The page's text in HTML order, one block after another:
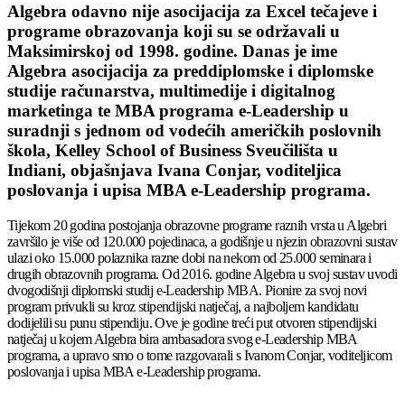
Algebra odavno nije asocijacija za Excel tečajeve i
programe obrazovanja koji su se održavali u
Maksimirskoj od 1998. godine. Danas je ime
Algebra asocijacija za preddiplomske i diplomske
studije računarstva, multimedije i digitalnog
marketinga te MBA programa e-Leadership u
suradnji s jednom od vodećih američkih poslovnih
škola, Kelley School of Business Sveučilišta u
Indiani, objašnjava Ivana Conjar, voditeljica
poslovanja i upisa MBA e-Leadership programa.
Tijekom 20 godina postojanja obrazovne programe raznih vrsta u Algebri
završilo je više od 120.000 pojedinaca, a godišnje u njezin obrazovni sustav
ulazi oko 15.000 polaznika razne dobi na nekom od 25.000 seminara i
drugih obrazovnih programa. Od 2016. godine Algebra u svoj sustav uvodi
dvogodišnji diplomski studij e-Leadership MBA. Pionire za svoj novi
program privukli su kroz stipendijski natječaj, a najboljem kandidatu
dodijelili su punu stipendiju. Ove je godine treći put otvoren stipendijski
natječaj u kojem Algebra bira ambasadora svog e-Leadership MBA
programa, a upravo smo o tome razgovarali s Ivanom Conjar, voditeljicom
poslovanja i upisa MBA e-Leadership programa.